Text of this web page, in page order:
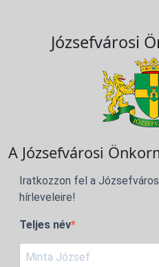
Józsefvárosi
A Józsefvárosi
Iratkozzon fel a
hírleveleire!
Teljes név